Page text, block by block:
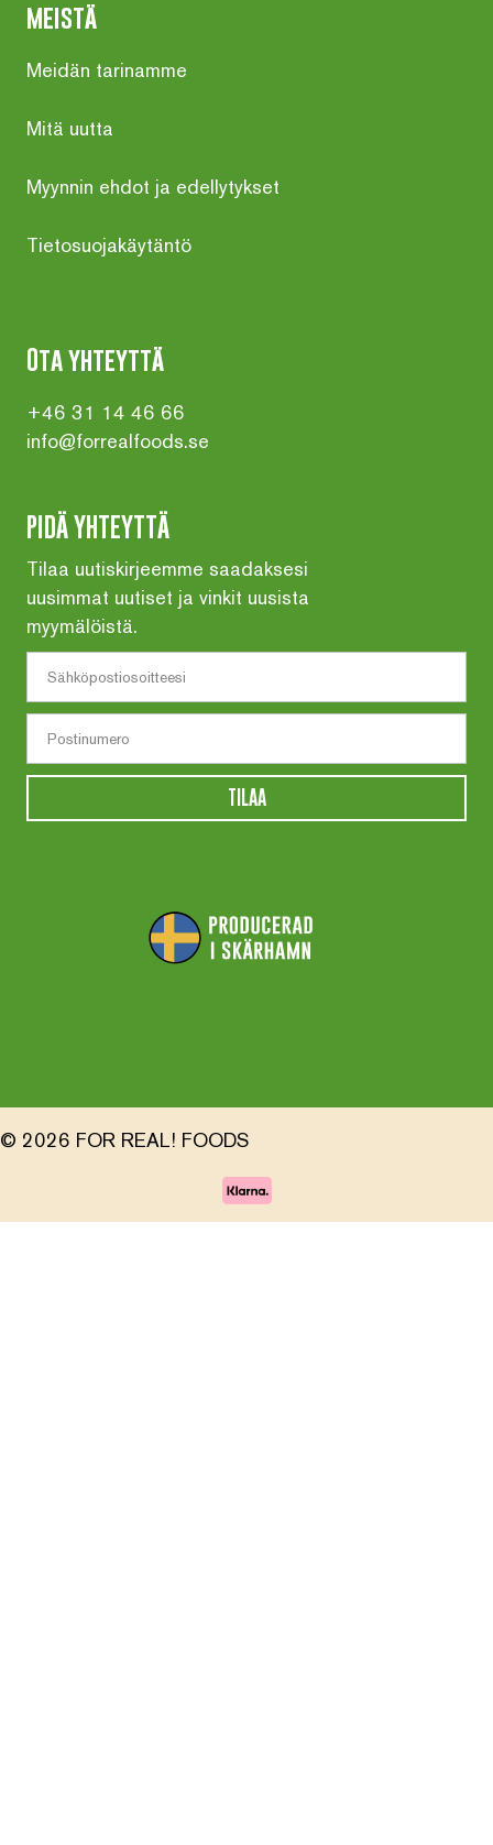
meistä
Meidän tarinamme
Mitä uutta
Myynnin ehdot ja edellytykset
Tietosuojakäytäntö
Ota yhteyttä
+46 31 14 46 66
info@forrealfoods.se
PIDÄ YHTEYTTÄ
Tilaa uutiskirjeemme saadaksesi
uusimmat uutiset ja vinkit uusista
myymälöistä.
TILAA
© 2026 FOR REAL! FOODS